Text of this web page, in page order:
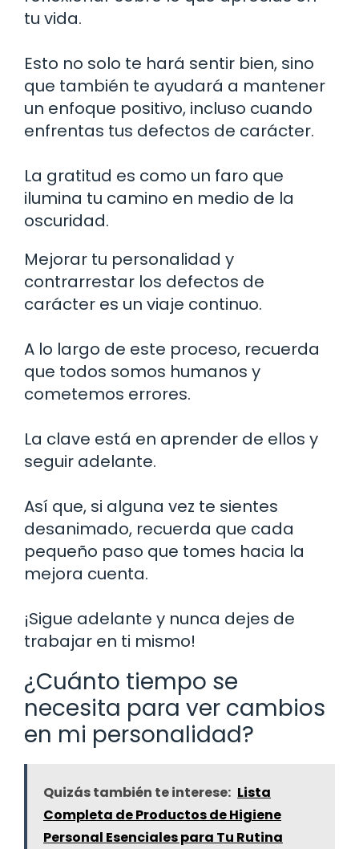
tu vida.
Esto no solo te hará sentir bien, sino
que también te ayudará a mantener
un enfoque positivo, incluso cuando
enfrentas tus defectos de carácter.
La gratitud es como un faro que
ilumina tu camino en medio de la
oscuridad.
Mejorar tu personalidad y
contrarrestar los defectos de
carácter es un viaje continuo.
A lo largo de este proceso, recuerda
que todos somos humanos y
cometemos errores.
La clave está en aprender de ellos y
seguir adelante.
Así que, si alguna vez te sientes
desanimado, recuerda que cada
pequeño paso que tomes hacia la
mejora cuenta.
¡Sigue adelante y nunca dejes de
trabajar en ti mismo!
¿Cuánto tiempo se
necesita para ver cambios
en mi personalidad?
Quizás también te interese: Lista
Completa de Productos de Higiene
Personal Esenciales para Tu Rutina